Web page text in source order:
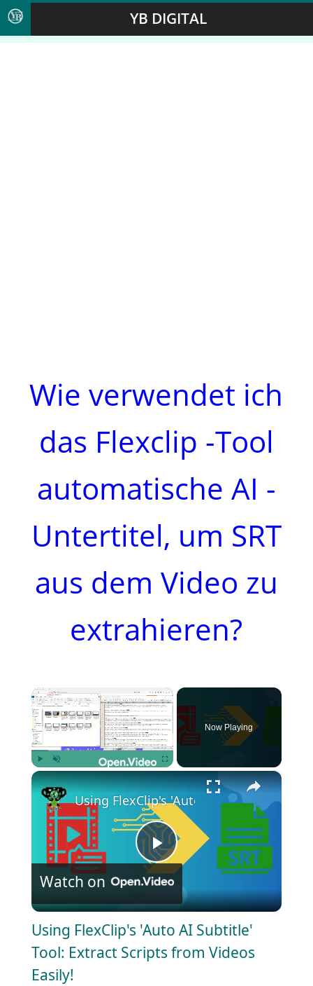
YB DIGITAL
Wie verwendet ich
das Flexclip -Tool
automatische AI ​​-
Untertitel, um SRT
aus dem Video zu
extrahieren?
×
Now Playing
×
P
l
a
Using FlexClip's 'Auto AI Subtitle' Tool:
Watch on
Using FlexClip's 'Auto AI Subtitle'
Tool: Extract Scripts from Videos
Easily!